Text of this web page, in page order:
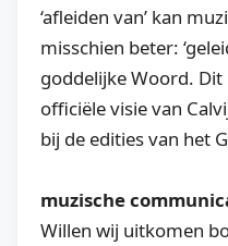
‘afleiden van’ kan
misschien beter:
goddelijke Woord.
officiële visie van
bij de edities van het
muzische
Willen wij uitkomen